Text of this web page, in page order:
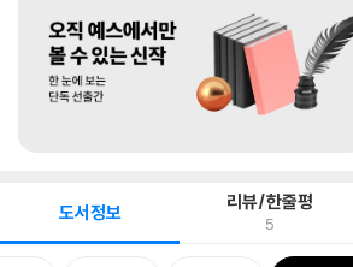
도서정보 리뷰/한줄평
5